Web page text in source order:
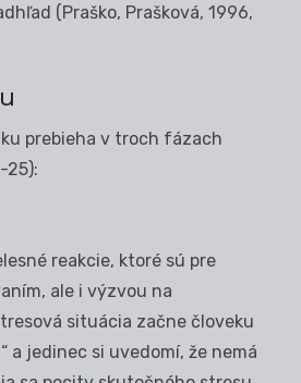
(Praško, Prašková, 1996,
prebieha v troch fázach
25):
reakcie, ktoré sú pre
ale i výzvou na
situácia začne človeku
a jedinec si uvedomí, že nemá